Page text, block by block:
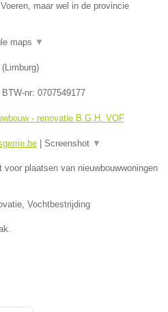
maar wel in de provincie
maps ▼
(Limburg)
BTW-nr: 0707549177
- renovatie B.G.H. VOF
Screenshot ▼
plaatsen van nieuwbouwwoningen
Vochtbestrijding